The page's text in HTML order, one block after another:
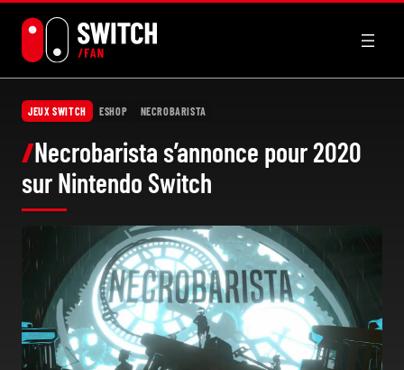
contenu
JEUX SWITCH ESHOP NECROBARISTA
Necrobarista s’annonce pour 2020
sur Nintendo Switch